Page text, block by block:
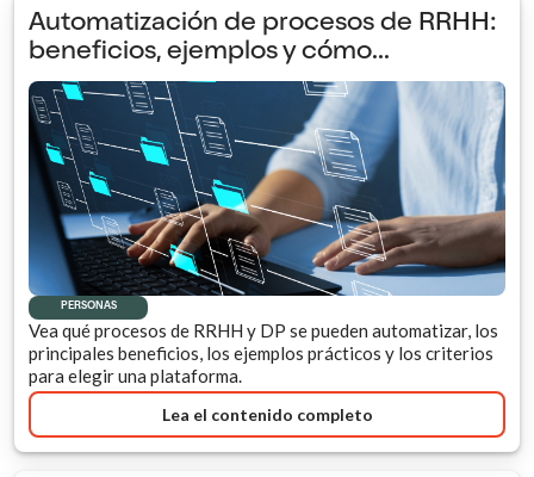
Automatización de procesos de RRHH:
beneficios, ejemplos y cómo...
PERSONAS
Vea qué procesos de RRHH y DP se pueden automatizar, los
principales beneficios, los ejemplos prácticos y los criterios
para elegir una plataforma.
Lea el contenido completo